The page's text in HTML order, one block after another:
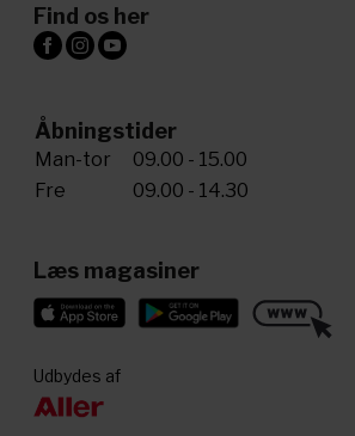
Find os her
Åbningstider
Man-tor
09.00 - 15.00
Fre
09.00 - 14.30
Læs magasiner
Udbydes af